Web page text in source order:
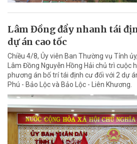
Lâm Đồng đẩy nhanh tái
dự án cao tốc
Chiều 4/8, Ủy viên Ban Thường vụ Tỉnh
Lâm Đồng Nguyễn Hồng Hải chủ trì cuộc
phương án bố trí tái định cư đối với 2 dự
Phú - Bảo Lộc và Bảo Lộc - Liên Khương.